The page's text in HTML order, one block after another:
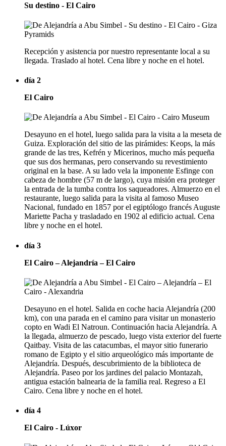
Su destino - El Cairo
Recepción y asistencia por nuestro representante local a su
llegada. Traslado al hotel. Cena libre y noche en el hotel.
día 2
El Cairo
Desayuno en el hotel, luego salida para la visita a la meseta de
Guiza. Exploración del sitio de las pirámides: Keops, la más
grande de las tres, Kefrén y Micerinos, mucho más pequeña
que sus dos hermanas, pero conservando su revestimiento
original en la base. A su lado vela la imponente Esfinge con
cabeza de hombre (57 m de largo), cuya misión era proteger
la entrada de la tumba contra los saqueadores. Almuerzo en el
restaurante, luego salida para la visita al famoso Museo
Nacional, fundado en 1857 por el egiptólogo francés Auguste
Mariette Pacha y trasladado en 1902 al edificio actual. Cena
libre y noche en el hotel.
día 3
El Cairo – Alejandría – El Cairo
Desayuno en el hotel. Salida en coche hacia Alejandría (200
km), con una parada en el camino para visitar un monasterio
copto en Wadi El Natroun. Continuación hacia Alejandría. A
la llegada, almuerzo de pescado, luego vista exterior del fuerte
Qaitbay. Visita de las catacumbas, el mayor sitio funerario
romano de Egipto y el sitio arqueológico más importante de
Alejandría. Después, descubrimiento de la biblioteca de
Alejandría. Paseo por los jardines del palacio Montazah,
antigua estación balnearia de la familia real. Regreso a El
Cairo. Cena libre y noche en el hotel.
día 4
El Cairo - Lúxor